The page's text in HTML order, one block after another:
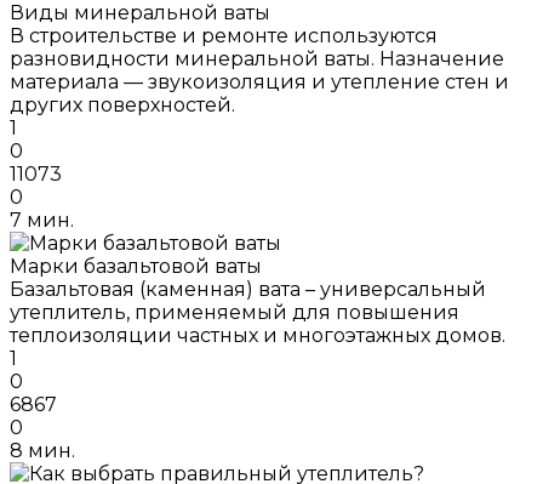
Виды минеральной ваты
В строительстве и ремонте используются
разновидности минеральной ваты. Назначение
материала — звукоизоляция и утепление стен и
других поверхностей.
1
0
11073
0
7 мин.
Марки базальтовой ваты
Базальтовая (каменная) вата – универсальный
утеплитель, применяемый для повышения
теплоизоляции частных и многоэтажных домов.
1
0
6867
0
8 мин.